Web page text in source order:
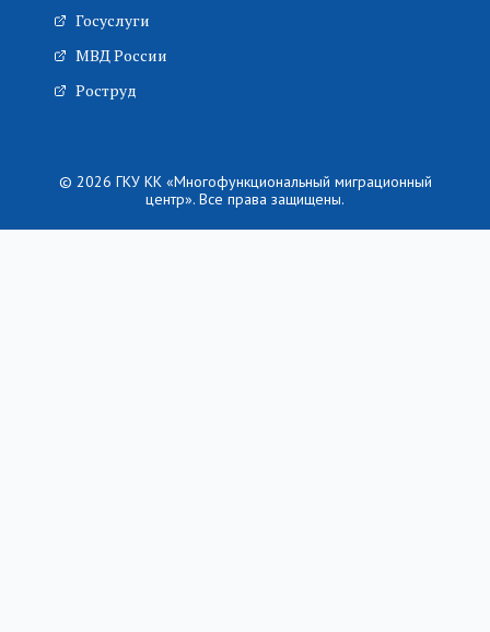
Госуслуги
МВД России
Роструд
© 2026 ГКУ КК «Многофункциональный миграционный
центр». Все права защищены.